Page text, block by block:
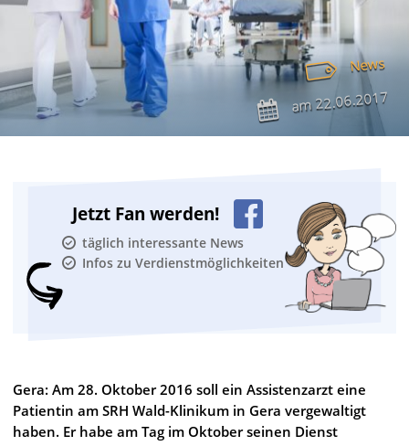
News
am22.06.2017
Jetzt Fan werden!
täglich interessante News
Infos zu Verdienstmöglichkeiten
Gera: Am 28. Oktober 2016 soll ein Assistenzarzt eine
Patientin am SRH Wald-Klinikum in Gera vergewaltigt
haben. Er habe am Tag im Oktober seinen Dienst